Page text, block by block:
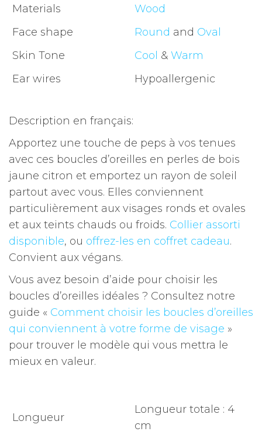
Materials
Wood
Face shape
Round and Oval
Skin Tone
Cool & Warm
Ear wires
Hypoallergenic
Description en français:
Apportez une touche de peps à vos tenues
avec ces boucles d’oreilles en perles de bois
jaune citron et emportez un rayon de soleil
partout avec vous. Elles conviennent
particulièrement aux visages ronds et ovales
et aux teints chauds ou froids. Collier assorti
disponible, ou offrez-les en coffret cadeau.
Convient aux végans.
Vous avez besoin d’aide pour choisir les
boucles d’oreilles idéales ? Consultez notre
guide « Comment choisir les boucles d’oreilles
qui conviennent à votre forme de visage »
pour trouver le modèle qui vous mettra le
mieux en valeur.
Longueur
Longueur totale : 4
cm